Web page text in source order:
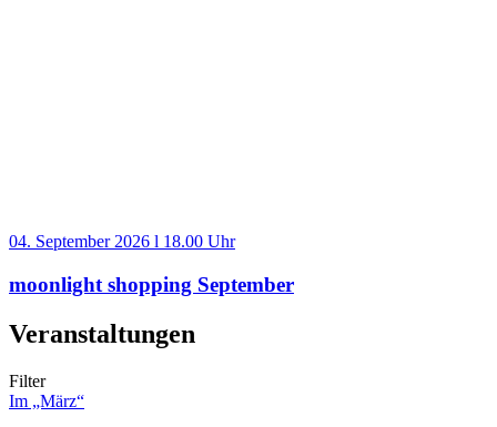
04. September 2026 l 18.00 Uhr
moonlight shopping September
Veranstaltungen
Filter
Im „März“